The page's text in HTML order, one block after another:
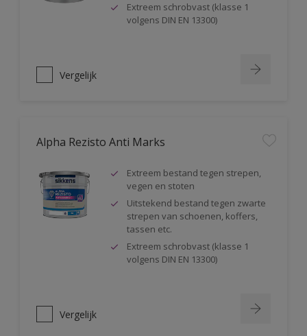
Extreem schrobvast (klasse 1
volgens DIN EN 13300)
Vergelijk
Alpha Rezisto Anti Marks
Extreem bestand tegen strepen,
vegen en stoten
Uitstekend bestand tegen zwarte
strepen van schoenen, koffers,
tassen etc.
Extreem schrobvast (klasse 1
volgens DIN EN 13300)
Vergelijk